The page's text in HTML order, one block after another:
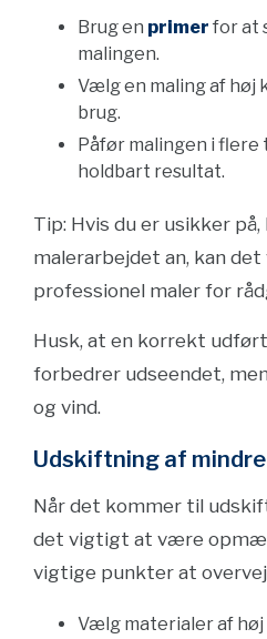
Brug en primer for at
malingen.
Vælg en maling af høj
brug.
Påfør malingen i
holdbart resultat.
Tip: Hvis du er usikker
malerarbejdet an, kan
professionel maler for
Husk, at en korrekt
forbedrer udseendet,
og vind.
Udskiftning af
Når det kommer til
det vigtigt at være
vigtige punkter at
Vælg materialer af